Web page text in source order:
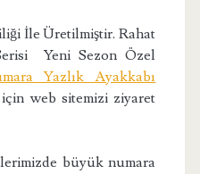
İle Üretilmiştir. Rahat
Yeni Sezon Özel
Yazlık Ayakkabı
web sitemizi ziyaret
büyük numara